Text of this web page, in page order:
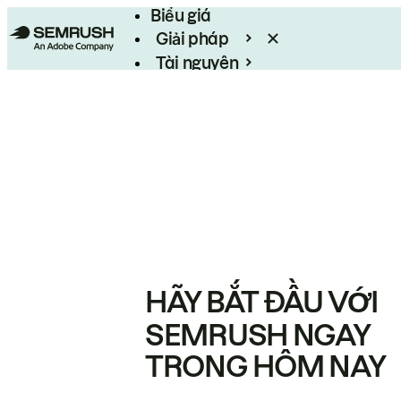
Biểu giá
Giải pháp
Tài nguyên
HÃY BẮT ĐẦU VỚI
SEMRUSH NGAY
TRONG HÔM NAY